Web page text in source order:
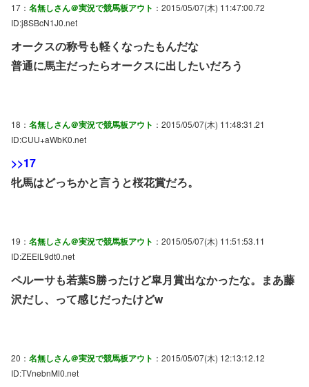
17： 名無しさん＠実況で競馬板アウト ：2015/05/07(木) 11:47:00.72
ID:j8SBcN1J0.net
オークスの称号も軽くなったもんだな
普通に馬主だったらオークスに出したいだろう
18： 名無しさん＠実況で競馬板アウト ：2015/05/07(木) 11:48:31.21
ID:CUU+aWbK0.net
>>17
牝馬はどっちかと言うと桜花賞だろ。
19： 名無しさん＠実況で競馬板アウト ：2015/05/07(木) 11:51:53.11
ID:ZEElL9dt0.net
ペルーサも若葉S勝ったけど皐月賞出なかったな。まあ藤
沢だし、って感じだったけどw
20： 名無しさん＠実況で競馬板アウト ：2015/05/07(木) 12:13:12.12
ID:TVnebnMl0.net